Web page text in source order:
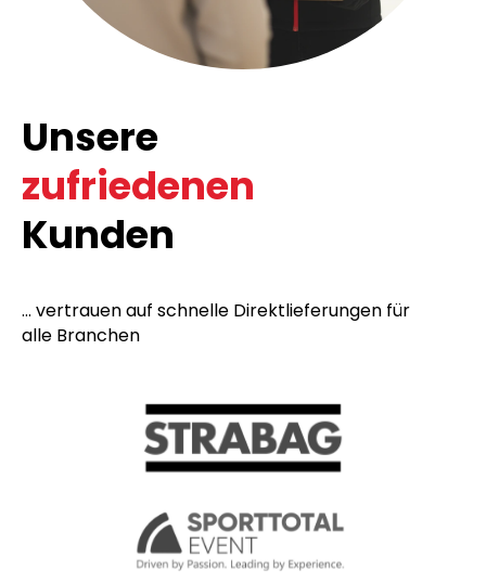
Unsere
zufriedenen
Kunden
... vertrauen auf schnelle Direktlieferungen für
alle Branchen